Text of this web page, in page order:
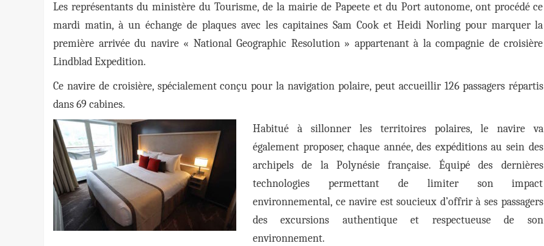
Les représentants du ministère du Tourisme, de la mairie de Papeete et du Port autonome, ont procédé ce
mardi matin, à un échange de plaques avec les capitaines Sam Cook et Heidi Norling pour marquer la
première arrivée du navire « National Geographic Resolution » appartenant à la compagnie de croisière
Lindblad Expedition.
Ce navire de croisière, spécialement conçu pour la navigation polaire, peut accueillir 126 passagers répartis
dans 69 cabines.
Habitué à sillonner les territoires polaires, le navire va
également proposer, chaque année, des expéditions au sein des
archipels de la Polynésie française. Équipé des dernières
technologies permettant de limiter son impact
environnemental, ce navire est soucieux d’offrir à ses passagers
des excursions authentique et respectueuse de son
environnement.